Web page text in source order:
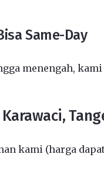
Same-Day
menengah,
kami (harga